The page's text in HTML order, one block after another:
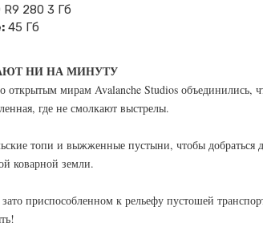
R9 280 3 Гб
45 Гб
НИ НА МИНУТУ
открытым мирам Avalanche Studios объединились,
где не смолкают выстрелы.
топи и выжженные пустыни, чтобы
коварной земли.
приспособленном к рельефу пустошей